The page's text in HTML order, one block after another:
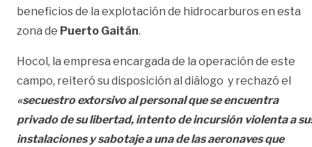
beneficios de la explotación de hidrocarburos en esta
zona de Puerto Gaitán.
Hocol, la empresa encargada de la operación de este
campo, reiteró su disposición al diálogo y rechazó el
«secuestro extorsivo al personal que se encuentra
privado de su libertad, intento de incursión violenta a
instalaciones y sabotaje a una de las aeronaves que